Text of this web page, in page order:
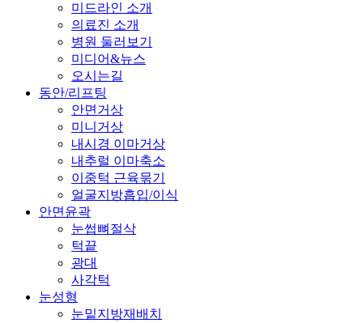
미드라인 소개
의료진 소개
병원 둘러보기
미디어&뉴스
오시는길
동안/리프팅
안면거상
미니거상
내시경 이마거상
내추럴 이마축소
이중턱 근육묶기
얼굴지방흡입/이식
안면윤곽
눈썹뼈절삭
턱끝
광대
사각턱
눈성형
눈밑지방재배치